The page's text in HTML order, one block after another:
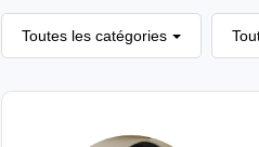
Toutes les catégories